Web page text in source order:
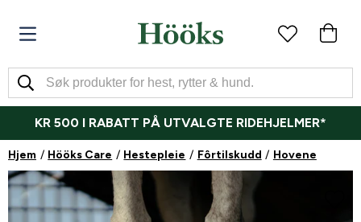
KR 500 I RABATT PÅ UTVALGTE RIDEHJELMER*
Hjem Hööks Care Hestepleie Fôrtilskudd Hovene